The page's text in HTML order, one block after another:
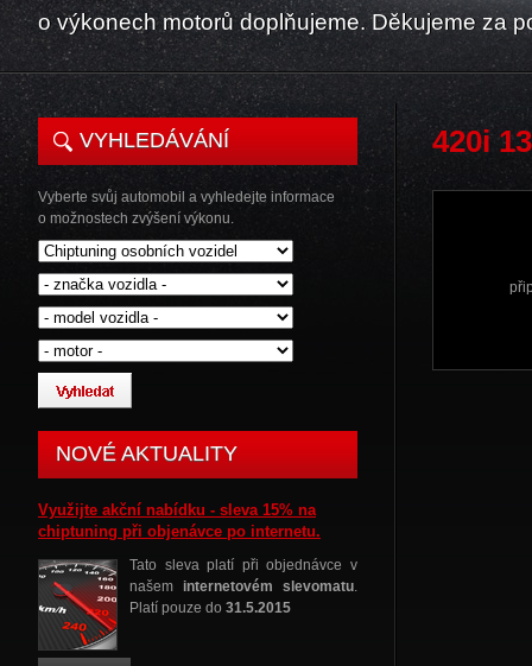
o výkonech motorů doplňujeme. Děkujeme za
VYHLEDÁVÁNÍ
Vyberte svůj automobil a vyhledejte informace
o možnostech zvýšení výkonu.
NOVÉ AKTUALITY
Využijte akční nabídku - sleva 15% na
chiptuning při objenávce po internetu.
Tato sleva platí při objednávce v
našem internetovém slevomatu.
Platí pouze do 31.5.2015
420i